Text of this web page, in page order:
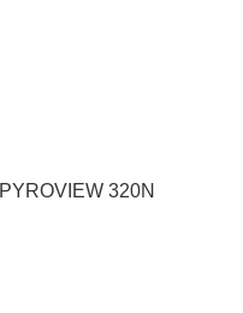
PYROVIEW 320N